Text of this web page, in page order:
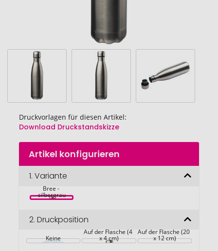
Druckvorlagen für diesen Artikel:
Download Druckstandskizze
Zum
Anfang
Bildgalerie
Artikel konfigurieren
1. Variante
Bree -
silbergrau
2. Druckposition
Keine
Auf der Flasche (4
x 4 cm)
Auf der Flasche (20
x 12 cm)